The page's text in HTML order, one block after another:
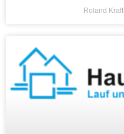
Roland Kraft